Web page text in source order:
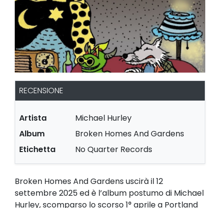
RECENSIONE
Artista
Michael Hurley
Album
Broken Homes And Gardens
Etichetta
No Quarter Records
Broken Homes And Gardens uscirà il 12
settembre 2025 ed è l’album postumo di Michael
Hurley, scomparso lo scorso 1° aprile a Portland